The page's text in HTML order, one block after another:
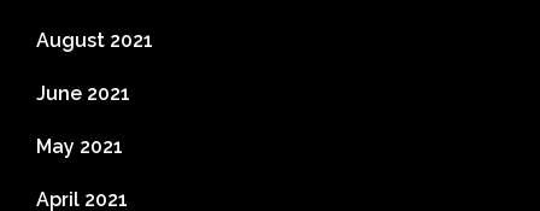
August 2021
June 2021
May 2021
April 2021